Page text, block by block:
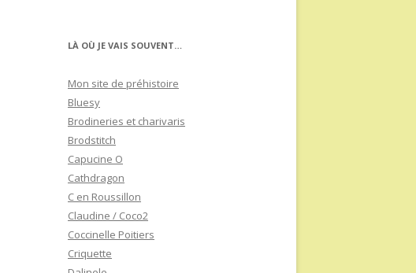
LÀ OÙ JE VAIS SOUVENT…
Mon site de préhistoire
Bluesy
Brodineries et charivaris
Brodstitch
Capucine O
Cathdragon
C en Roussillon
Claudine / Coco2
Coccinelle Poitiers
Criquette